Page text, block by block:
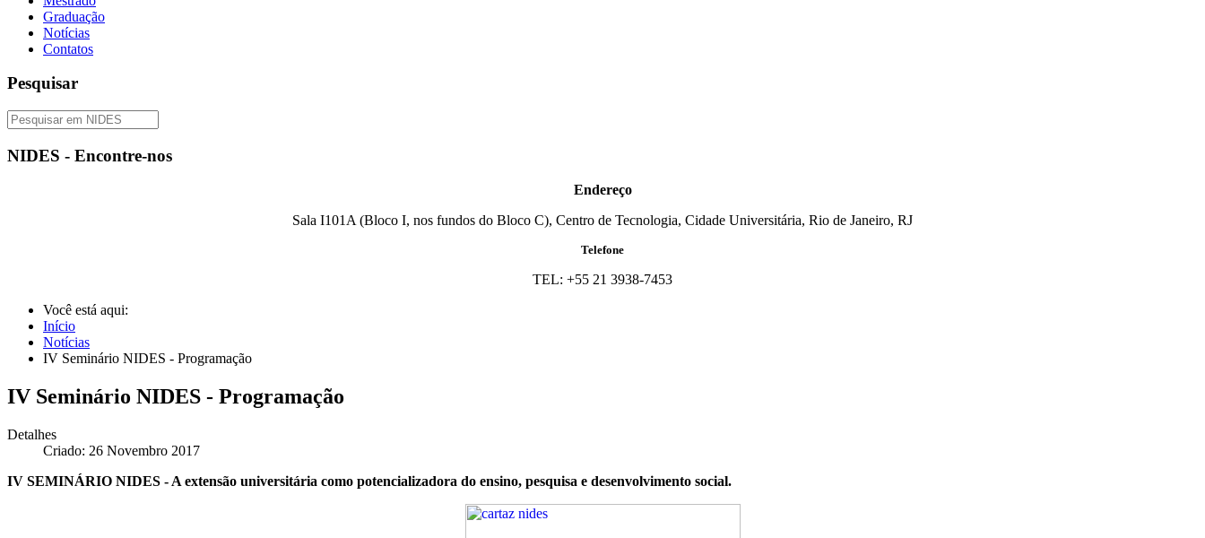
Graduação
Notícias
Contatos
Pesquisar
NIDES - Encontre-nos
Endereço
Sala I101A (Bloco I, nos fundos do Bloco C), Centro de Tecnologia, Cidade Universitária, Rio de Janeiro, RJ
Telefone
TEL: +55 21 3938-7453
Você está aqui:
Início
Notícias
IV Seminário NIDES - Programação
IV Seminário NIDES - Programação
Detalhes
Criado: 26 Novembro 2017
IV SEMINÁRIO NIDES - A extensão universitária como potencializadora do ensino, pesquisa e desenvolvimento social.